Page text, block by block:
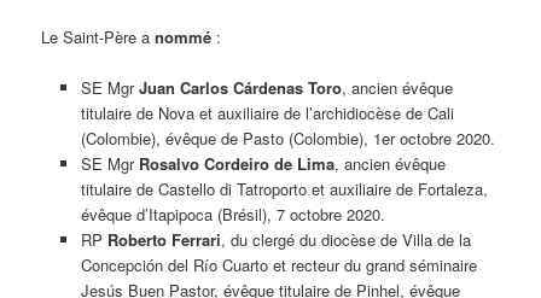
Le Saint-Père a nommé :
SE MgrJuan Carlos Cárdenas Toro, ancien évêque
titulaire de Nova et auxiliaire de l’archidiocèse de Cali
(Colombie), évêque de Pasto (Colombie), 1er octobre 2020.
SE Mgr Rosalvo Cordeiro de Lima, ancien évêque
titulaire de Castello di Tatroporto et auxiliaire de Fortaleza,
évêque d’Itapipoca (Brésil), 7 octobre 2020.
RP Roberto Ferrari, du clergé du diocèse de Villa de la
Concepción del Río Cuarto et recteur du grand séminaire
Jesús Buen Pastor, évêque titulaire de Pinhel, évêque